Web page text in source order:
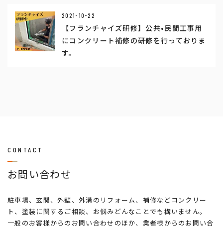
2021-10-22
【フランチャイズ研修】公共•民間工事用
にコンクリート補修の研修を行っておりま
す。
CONTACT
お問い合わせ
駐車場、玄関、外壁、外溝のリフォーム、補修などコンクリー
ト、塗装に関するご相談、お悩みどんなことでも構いません。
一般のお客様からのお問い合わせのほか、業者様からのお問い合